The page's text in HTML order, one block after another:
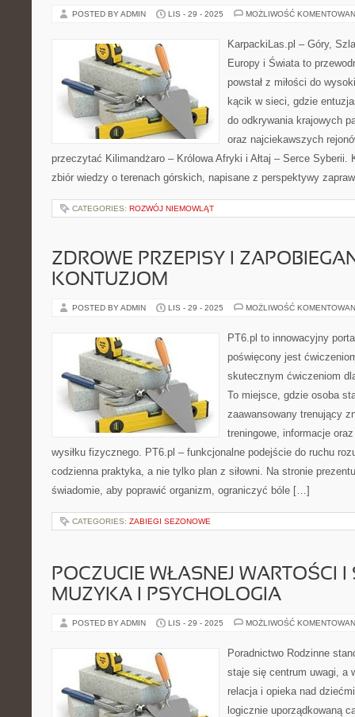
POSTED BY ADMIN LIS - 29 - 2025 MOŻLIWOŚĆ
KarpackiLas.pl – Góry,
Europy i Świata to
powstał z miłości do
kącik w sieci, gdzie
do odkrywania krajowych
oraz najciekawszych
przeczytać Kilimandżaro – Królowa Afryki i Ałtaj – Serce Syberii.
zbiór wiedzy o terenach górskich, napisane z perspektywy
CATEGORIES: ROZWÓJ NIEMOWLĄT
ZDROWE PRZEPISY I
KONTUZJOM
POSTED BY ADMIN LIS - 29 - 2025 MOŻLIWOŚĆ
PT6.pl to innowacyjny
poświęcony jest
skutecznym ćwiczeniom
To miejsce, gdzie osoba
zaawansowany trenujący
treningowe, informacje
wysiłku fizycznego. PT6.pl – funkcjonalne podejście do ruchu
codzienna praktyka, a nie tylko plan z siłowni. Na stronie
świadomie, aby poprawić organizm, ograniczyć bóle […]
CATEGORIES: ZABIEGI SEZONOWE
POCZUCIE WŁASNEJ WARTOŚCI
MUZYKA I PSYCHOLOGIA
POSTED BY ADMIN LIS - 29 - 2025 MOŻLIWOŚĆ
Poradnictwo Rodzinne
staje się centrum uwagi, a
relacja i opieka nad
logicznie uporządkowaną